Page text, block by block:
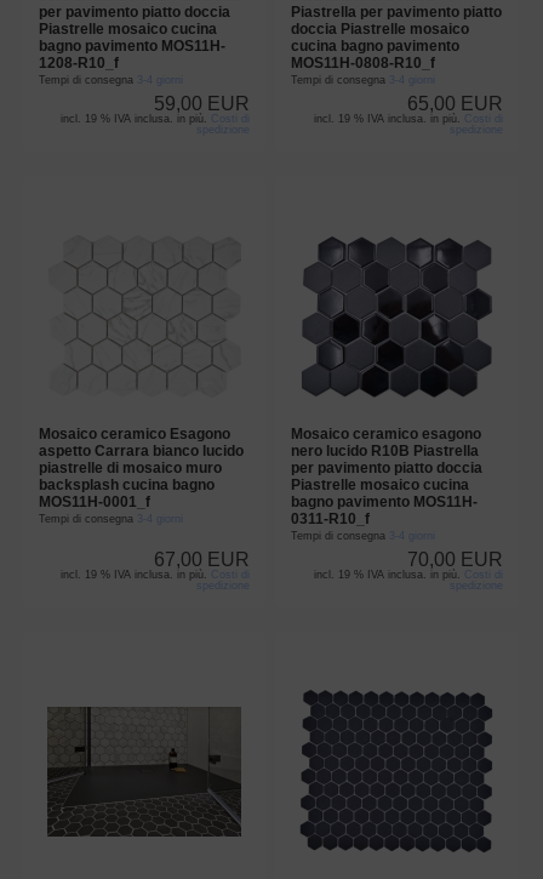
per pavimento piatto doccia
Piastrelle mosaico cucina
bagno pavimento MOS11H-
1208-R10_f
Tempi di consegna 3-4 giorni
59,00 EUR
incl. 19 % IVA inclusa. in più.
Costi di
spedizione
Piastrella per pavimento piatto
doccia Piastrelle mosaico
cucina bagno pavimento
MOS11H-0808-R10_f
Tempi di consegna 3-4 giorni
65,00 EUR
incl. 19 % IVA inclusa. in più.
Costi di
spedizione
Mosaico ceramico Esagono
aspetto Carrara bianco lucido
piastrelle di mosaico muro
backsplash cucina bagno
MOS11H-0001_f
Tempi di consegna 3-4 giorni
67,00 EUR
incl. 19 % IVA inclusa. in più.
Costi di
spedizione
Mosaico ceramico esagono
nero lucido R10B Piastrella
per pavimento piatto doccia
Piastrelle mosaico cucina
bagno pavimento MOS11H-
0311-R10_f
Tempi di consegna 3-4 giorni
70,00 EUR
incl. 19 % IVA inclusa. in più.
Costi di
spedizione